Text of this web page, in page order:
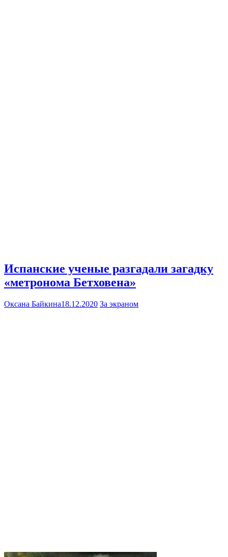
Испанские ученые разгадали загадку
«метронома Бетховена»
Оксана Байкина18.12.2020 За экраном